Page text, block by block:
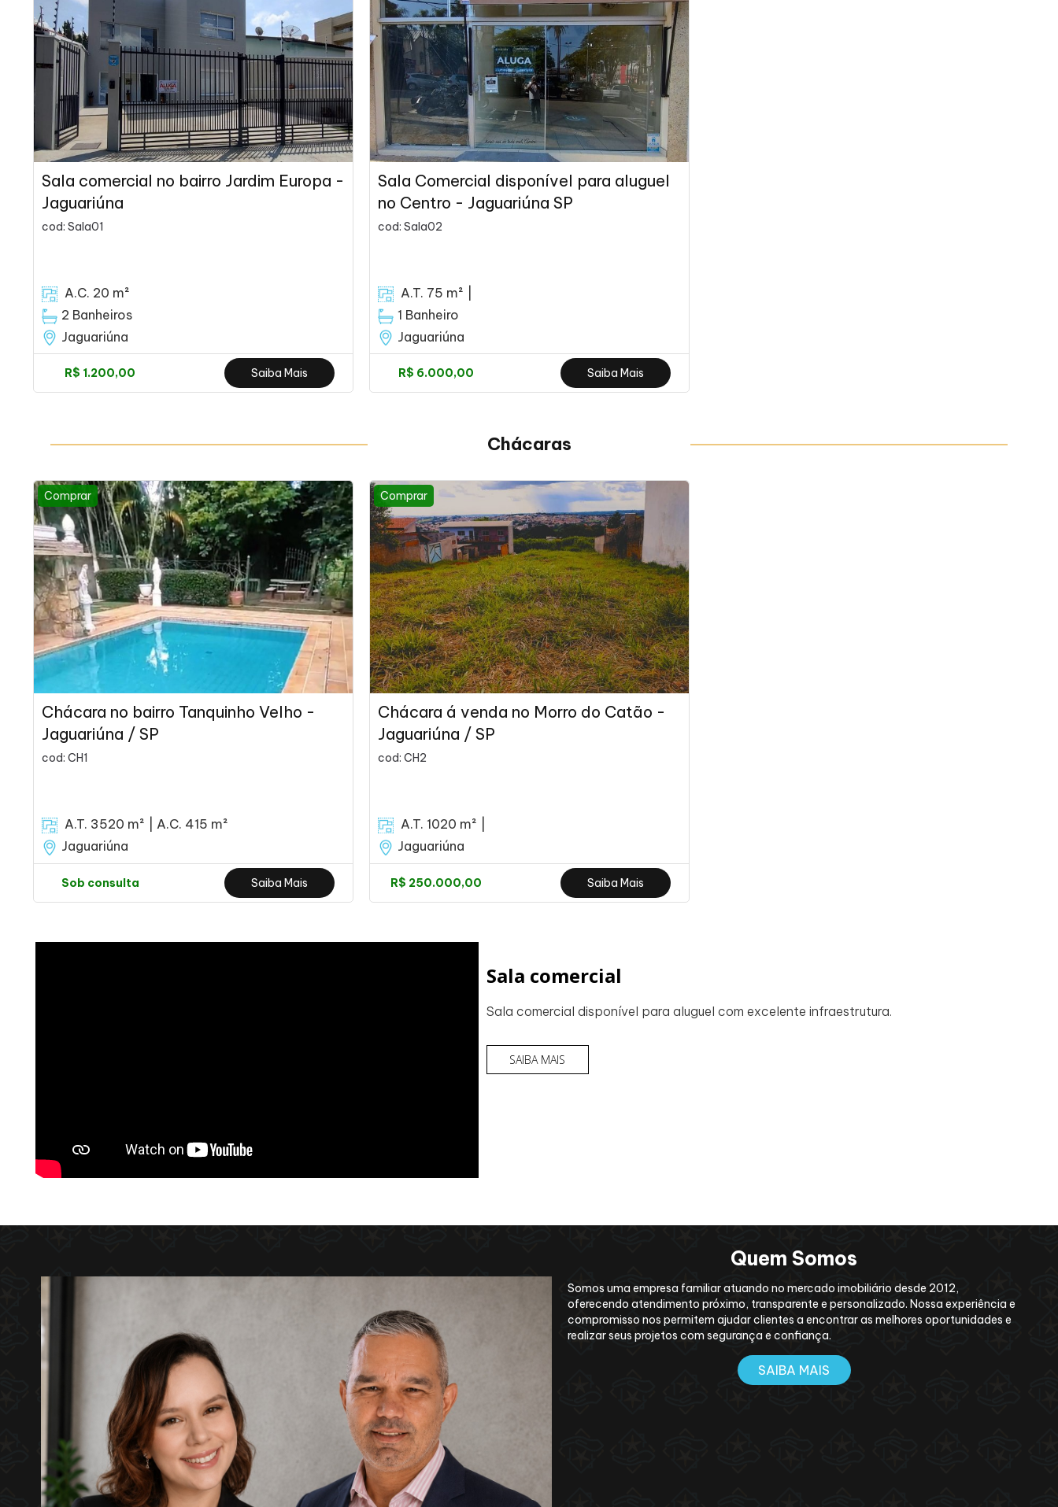
Sala comercial no bairro Jardim Europa -
Jaguariúna
cod: Sala01
A.C. 20 m²
2 Banheiros
Jaguariúna
R$ 1.200,00 Saiba Mais
Sala Comercial disponível para aluguel
no Centro - Jaguariúna SP
cod: Sala02
A.T. 75 m² |
1 Banheiro
Jaguariúna
R$ 6.000,00 Saiba Mais
Chácaras
Comprar
Chácara no bairro Tanquinho Velho -
Jaguariúna / SP
cod: CH1
A.T. 3520 m² | A.C. 415 m²
Jaguariúna
Sob consulta Saiba Mais
Comprar
Chácara á venda no Morro do Catão -
Jaguariúna / SP
cod: CH2
A.T. 1020 m² |
Jaguariúna
R$ 250.000,00 Saiba Mais
Sala comercial
Sala comercial disponível para aluguel com excelente infraestrutura.
SAIBA MAIS
Quem Somos
Somos uma empresa familiar atuando no mercado imobiliário desde 2012,
oferecendo atendimento próximo, transparente e personalizado. Nossa experiência e
compromisso nos permitem ajudar clientes a encontrar as melhores oportunidades e
realizar seus projetos com segurança e confiança.
SAIBA MAIS